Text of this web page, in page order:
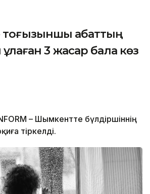
қабаттың
3 жасар бала көз
– Шымкентте бүлдіршіннің
тіркелді.